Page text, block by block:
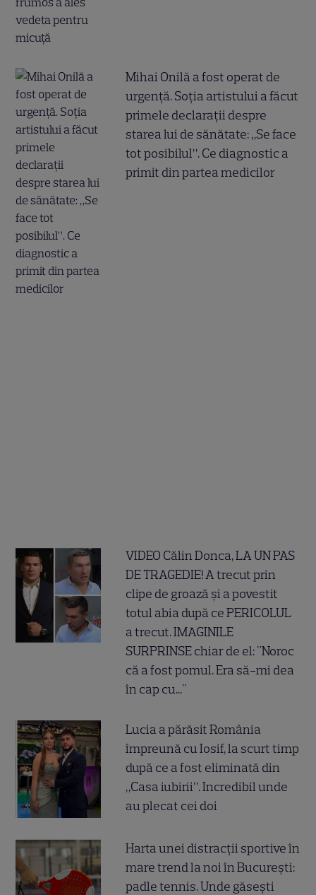
Mihai Onilă a fost operat de
urgență. Soția artistului a făcut
primele declarații despre
starea lui de sănătate: „Se face
tot posibilul”. Ce diagnostic a
primit din partea medicilor
VIDEO Călin Donca, LA UN PAS
DE TRAGEDIE! A trecut prin
clipe de groază și a povestit
totul abia după ce PERICOLUL
a trecut. IMAGINILE
SURPRINSE chiar de el: "Noroc
că a fost pomul. Era să-mi dea
în cap cu..."
Lucia a părăsit România
împreună cu Iosif, la scurt timp
după ce a fost eliminată din
„Casa iubirii”. Incredibil unde
au plecat cei doi
Harta unei distracții sportive în
mare trend la noi în București:
padle tennis. Unde găsești